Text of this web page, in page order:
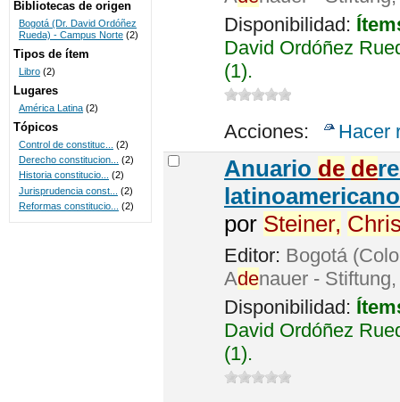
Disponibilidad:
David Ordóñez
(1).
Acciones: Hacer
Anuario de de
por Steiner,
Editor: Bogotá
Adenauer -
Disponibilidad:
David Ordóñez
(1).
Bibliotecas de origen
Bogotá (Dr. David Ordóñez
Rueda) - Campus Norte (2)
Tipos de ítem
Libro (2)
Lugares
América Latina (2)
Tópicos
Control de constituc...
(2)
Derecho constitucion...
(2)
Historia constitucio... (2)
Jurisprudencia const...
(2)
Reformas constitucio...
(2)